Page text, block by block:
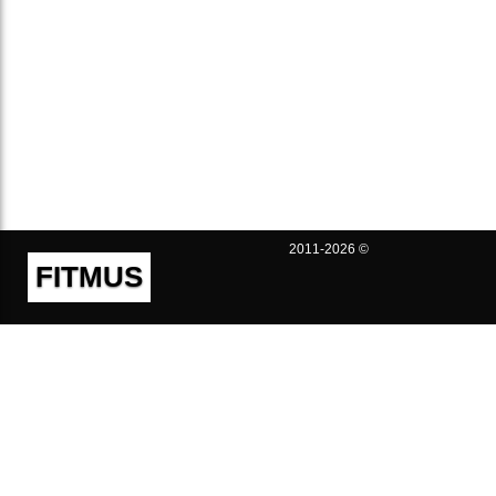
FITMUS
2011-2026 ©